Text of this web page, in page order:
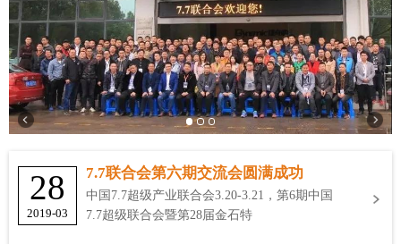
28
2019-03
7.7联合会第六期交流会圆满成功
中国7.7超级产业联合会3.20-3.21，第6期中国
7.7超级联合会暨第28届金石特